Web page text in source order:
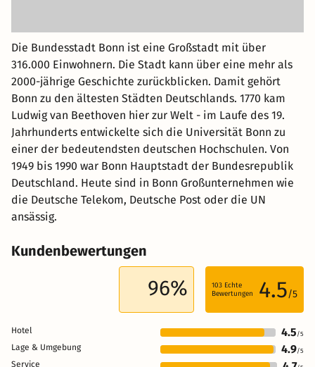
Die Bundesstadt Bonn ist eine Großstadt mit über
316.000 Einwohnern. Die Stadt kann über eine mehr als
2000-jährige Geschichte zurückblicken. Damit gehört
Bonn zu den ältesten Städten Deutschlands. 1770 kam
Ludwig van Beethoven hier zur Welt - im Laufe des 19.
Jahrhunderts entwickelte sich die Universität Bonn zu
einer der bedeutendsten deutschen Hochschulen. Von
1949 bis 1990 war Bonn Hauptstadt der Bundesrepublik
Deutschland. Heute sind in Bonn Großunternehmen wie
die Deutsche Telekom, Deutsche Post oder die UN
ansässig.
Kundenbewertungen
96% 103 Echte
Bewertungen
4.5/5
Hotel 4.5 /5
Lage & Umgebung 4.9/5
Service